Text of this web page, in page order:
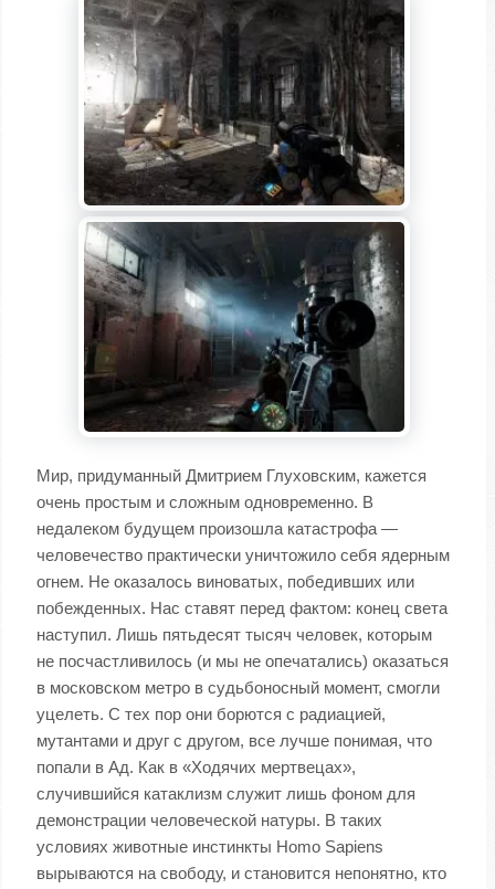
Мир, придуманный Дмитрием Глуховским, кажется
очень простым и сложным одновременно. В
недалеком будущем произошла катастрофа —
человечество практически уничтожило себя ядерным
огнем. Не оказалось виноватых, победивших или
побежденных. Нас ставят перед фактом: конец света
наступил. Лишь пятьдесят тысяч человек, которым
не посчастливилось (и мы не опечатались) оказаться
в московском метро в судьбоносный момент, смогли
уцелеть. С тех пор они борются с радиацией,
мутантами и друг с другом, все лучше понимая, что
попали в Ад. Как в «Ходячих мертвецах»,
случившийся катаклизм служит лишь фоном для
демонстрации человеческой натуры. В таких
условиях животные инстинкты Homo Sapiens
вырываются на свободу, и становится непонятно, кто